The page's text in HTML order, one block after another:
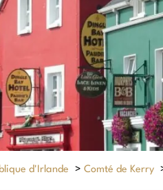
d'Irlande >Comté de Kerry